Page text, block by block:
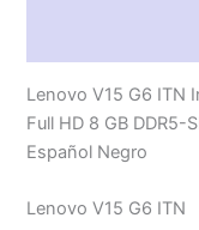
Lenovo V15 G6 ITN
Full HD 8 GB DDR5-
Español Negro
Lenovo V15 G6 ITN